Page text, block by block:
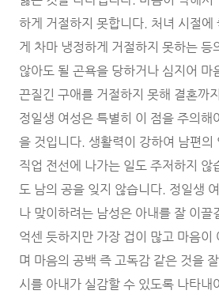
하게 거절하지 못합니다. 처녀 시절에
게 차마 냉정하게 거절하지 못하는 등
않아도 될 곤욕을 당하거나 심지어 마
끈질긴 구애를 거절하지 못해 결혼까
정일생 여성은 특별히 이 점을 주의해
을 것입니다. 생활력이 강하여 남편의
직업 전선에 나가는 일도 주저하지 않
도 남의 공을 잊지 않습니다. 정일생
나 맞이하려는 남성은 아내를 잘 이끌
억센 듯하지만 가장 겁이 많고 마음이
며 마음의 공백 즉 고독감 같은 것을
시를 아내가 실감할 수 있도록 나타내